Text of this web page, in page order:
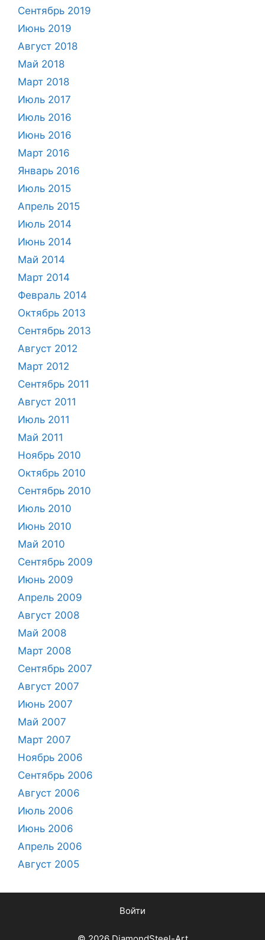
Сентябрь 2019
Июнь 2019
Август 2018
Май 2018
Март 2018
Июль 2017
Июль 2016
Июнь 2016
Март 2016
Январь 2016
Июль 2015
Апрель 2015
Июль 2014
Июнь 2014
Май 2014
Март 2014
Февраль 2014
Октябрь 2013
Сентябрь 2013
Август 2012
Март 2012
Сентябрь 2011
Август 2011
Июль 2011
Май 2011
Ноябрь 2010
Октябрь 2010
Сентябрь 2010
Июль 2010
Июнь 2010
Май 2010
Сентябрь 2009
Июнь 2009
Апрель 2009
Август 2008
Май 2008
Март 2008
Сентябрь 2007
Август 2007
Июнь 2007
Май 2007
Март 2007
Ноябрь 2006
Сентябрь 2006
Август 2006
Июль 2006
Июнь 2006
Апрель 2006
Август 2005
Войти